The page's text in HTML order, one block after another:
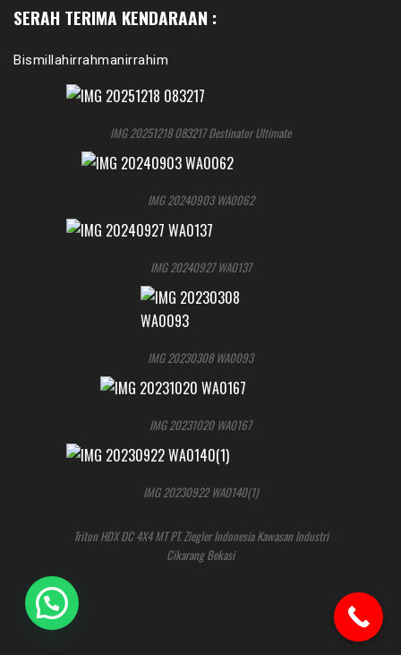
SERAH TERIMA KENDARAAN :
Bismillahirrahmanirrahim
IMG 20251218 083217 Destinator Ultimate
IMG 20240903 WA0062
IMG 20240927 WA0137
IMG 20230308 WA0093
IMG 20231020 WA0167
IMG 20230922 WA0140(1)
Triton HDX DC 4X4 MT PT. Ziegler Indonesia Kawasan Industri
Cikarang Bekasi